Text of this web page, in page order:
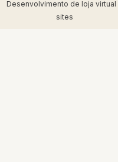
Desenvolvimento de loja virtual
sites